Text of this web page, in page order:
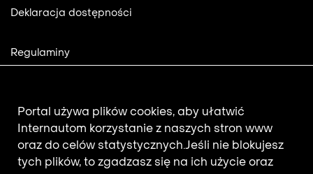
Deklaracja dostępności
Footer
2
Regulaminy
Aktualności
Newsletter
Portal używa plików cookies, aby ułatwić
Internautom korzystanie z naszych stron www
oraz do celów statystycznych.Jeśli nie blokujesz
tych plików, to zgadzasz się na ich użycie oraz